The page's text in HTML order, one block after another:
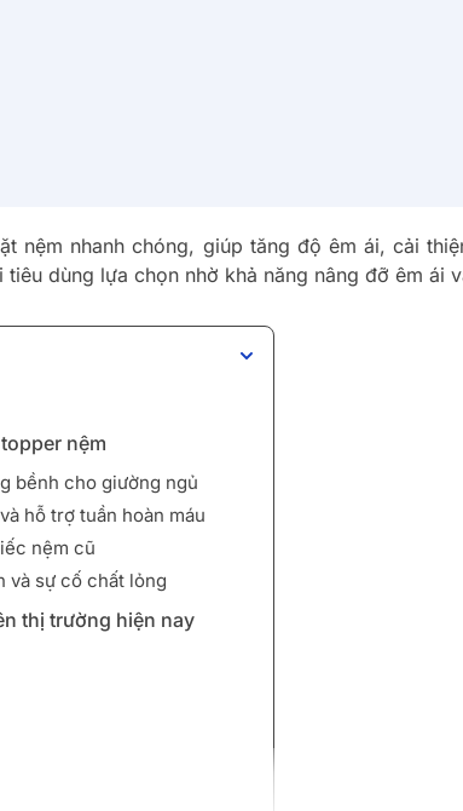
nệm nhanh chóng, giúp tăng độ êm ái, cải
dùng lựa chọn nhờ khả năng nâng đỡ êm ái
nệm
bềnh cho giường ngủ
hỗ trợ tuần hoàn máu
nệm cũ
và sự cố chất lỏng
thị trường hiện nay